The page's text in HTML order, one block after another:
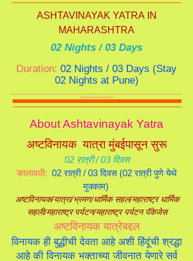
ASHTAVINAYAK YATRAIN
MAHARASHTRA
02 Nights / 03 Days
Duration: 02 Nights / 03 Days (Stay
02 Nights at Pune)
----------------------------------------------------------------------------------------------------------------------------------------------
----------------------------
About Ashtavinayak Yatra
अष्टविनायक यात्रा मुंबईपासून सुरू
02 रात्री / 03 दिवस
कालावधी: 02 रात्री / 03 दिवस (02 रात्री पुणे येथे
मुक्काम)
अष्टविनायक/यात्रा/भ्रमण/धार्मिक सहल/महाराष्ट्र धार्मिक
सहली/महाराष्ट्र पर्यटन/महाराष्ट्र पर्यटन पॅकेजेस
अष्टविनायक यात्रेबद्दल
विनायक ही बुद्धीची देवता आहे अशी हिंदूंची श्रद्धा
आहे की विनायक भक्ताच्या जीवनात येणारे सर्व